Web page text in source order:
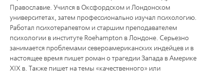
Православие. Учился в Оксфордском и Лондонском
университетах, затем профессионально изучал психологию.
Работал психотерапевтом и старшим преподавателем
психологии в институте Roehampton в Лондоне. Серьезно
занимается проблемами североамериканских индейцев и в
настоящее время пишет роман о трагедии Запада в Америке
XIX в. Также пишет на темы «качественного» или